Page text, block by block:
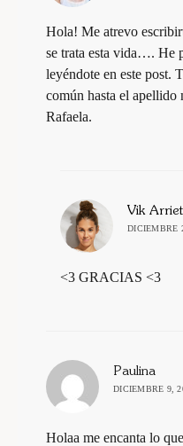
Hola! Me atrevo
se trata esta vida…. He
leyéndote en este post.
común hasta el
Rafaela.
Vik
DICIEMBRE
<3 GRACIAS <3
Paulina
DICIEMBRE 9,
Holaa me encanta lo